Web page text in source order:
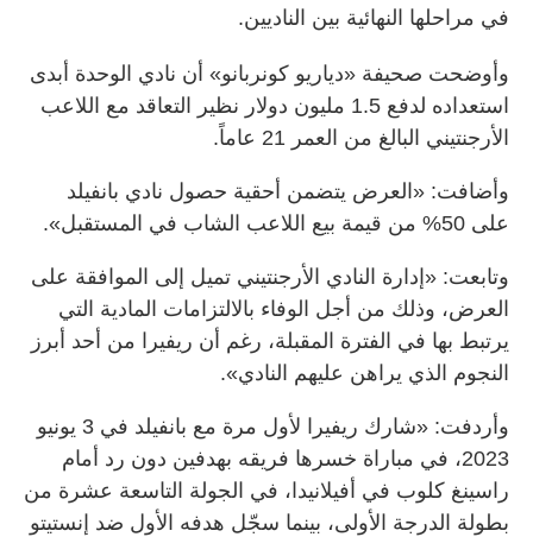
في مراحلها النهائية بين الناديين.
وأوضحت صحيفة «دياريو كونربانو» أن نادي الوحدة أبدى
استعداده لدفع 1.5 مليون دولار نظير التعاقد مع اللاعب
الأرجنتيني البالغ من العمر 21 عاماً.
وأضافت: «العرض يتضمن أحقية حصول نادي بانفيلد
على 50% من قيمة بيع اللاعب الشاب في المستقبل».
وتابعت: «إدارة النادي الأرجنتيني تميل إلى الموافقة على
العرض، وذلك من أجل الوفاء بالالتزامات المادية التي
يرتبط بها في الفترة المقبلة، رغم أن ريفيرا من أحد أبرز
النجوم الذي يراهن عليهم النادي».
وأردفت: «شارك ريفيرا لأول مرة مع بانفيلد في 3 يونيو
2023، في مباراة خسرها فريقه بهدفين دون رد أمام
راسينغ كلوب في أفيلانيدا، في الجولة التاسعة عشرة من
بطولة الدرجة الأولى، بينما سجّل هدفه الأول ضد إنستيتو